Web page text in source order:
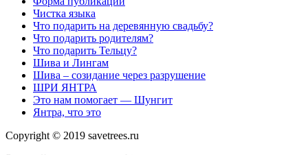
Чистка языка
Что подарить на деревянную свадьбу?
Что подарить родителям?
Что подарить Тельцу?
Шива и Лингам
Шива – созидание через разрушение
ШРИ ЯНТРА
Это нам помогает — Шунгит
Янтра, что это
Copyright © 2019 savetrees.ru